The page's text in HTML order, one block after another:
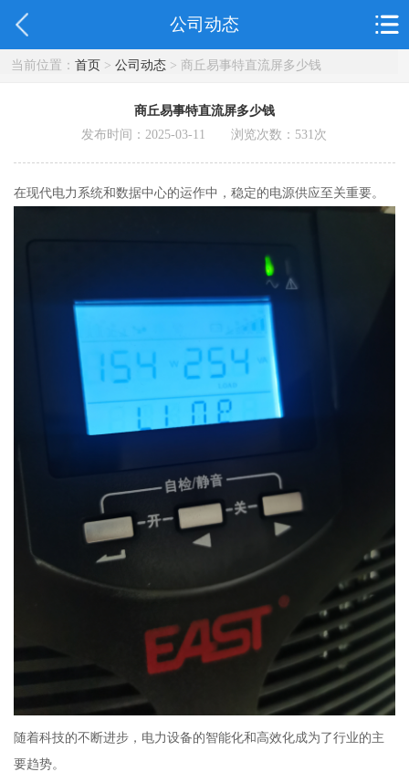
公司动态
当前位置： 首页> 公司动态> 商丘易事特直流屏多少钱
商丘易事特直流屏多少钱
发布时间：2025-03-11 浏览次数： 531次
在现代电力系统和数据中心的运作中，稳定的电源供应至关重要。
随着科技的不断进步，电力设备的智能化和高效化成为了行业的主
要趋势。